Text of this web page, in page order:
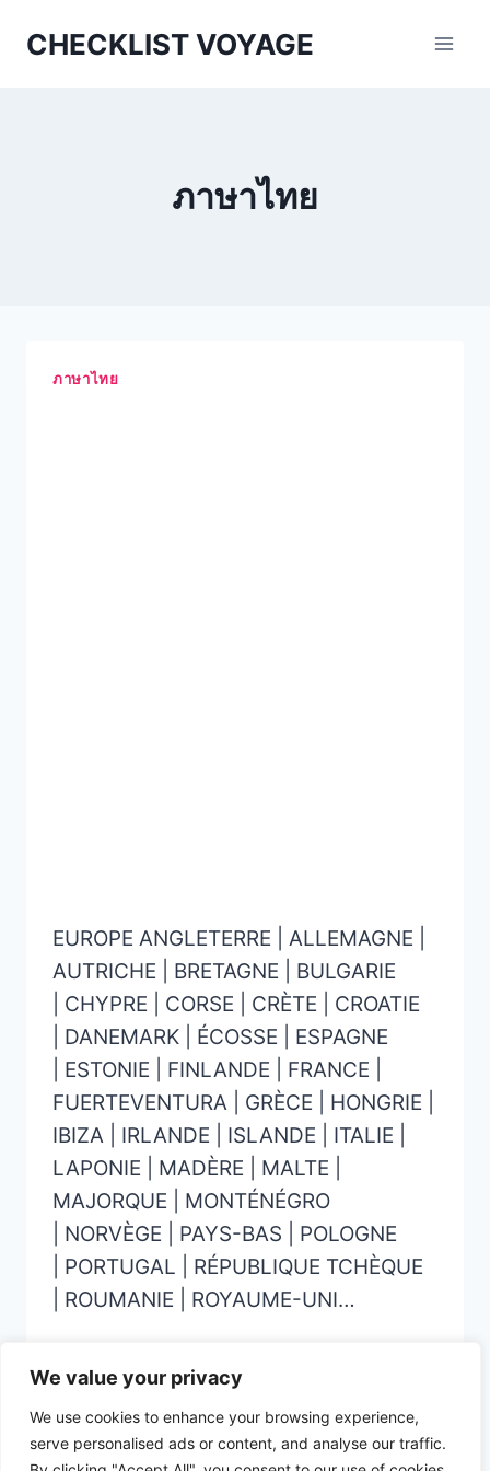
We value your privacy
We use cookies to enhance your browsing experience,
serve personalised ads or content, and analyse our traffic.
CHECKLIST VOYAGE
ภาษาไทย
ภาษาไทย
EUROPE ANGLETERRE | ALLEMAGNE |
AUTRICHE | BRETAGNE | BULGARIE
| CHYPRE | CORSE | CRÈTE | CROATIE
| DANEMARK | ÉCOSSE | ESPAGNE
| ESTONIE | FINLANDE | FRANCE |
FUERTEVENTURA | GRÈCE | HONGRIE |
IBIZA | IRLANDE | ISLANDE | ITALIE |
LAPONIE | MADÈRE | MALTE |
MAJORQUE | MONTÉNÉGRO
| NORVÈGE | PAYS-BAS | POLOGNE
| PORTUGAL | RÉPUBLIQUE TCHÈQUE
| ROUMANIE | ROYAUME-UNI…